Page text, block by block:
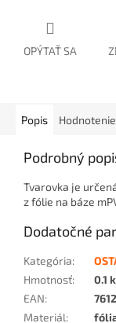
OPÝTAŤ SA
Popis Hodnotenie
Podrobný
Tvarovka je
z fólie na báze
Dodatočné
Kategória:
Hmotnosť:
0.1
EAN:
Materiál: